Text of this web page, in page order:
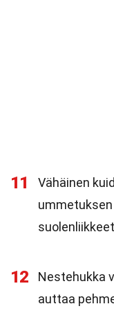
11
Vähäinen
12
Nestehukka
auttaa